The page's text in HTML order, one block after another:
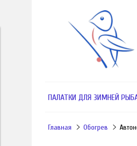
ПАЛАТКИ ДЛЯ ЗИМНЕЙ
Главная Обогрев